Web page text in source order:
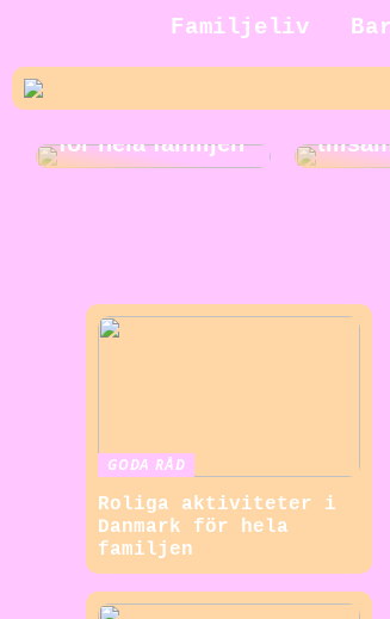
Familjeliv
för hela familjen
Jakt
rolig
GODA RÅD
Roliga aktiviteter i
Danmark för hela
familjen